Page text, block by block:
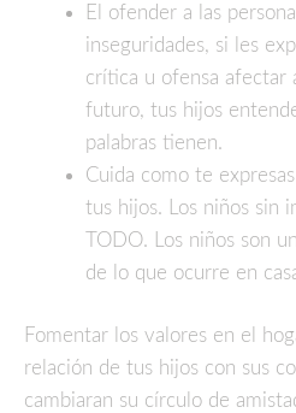
El ofender a las
inseguridades, si les
crítica u ofensa afectar
futuro, tus hijos
palabras tienen.
Cuida como te
tus hijos. Los niños sin
TODO. Los niños son
de lo que ocurre en
Fomentar los valores en el
relación de tus hijos con sus
cambiaran su círculo de